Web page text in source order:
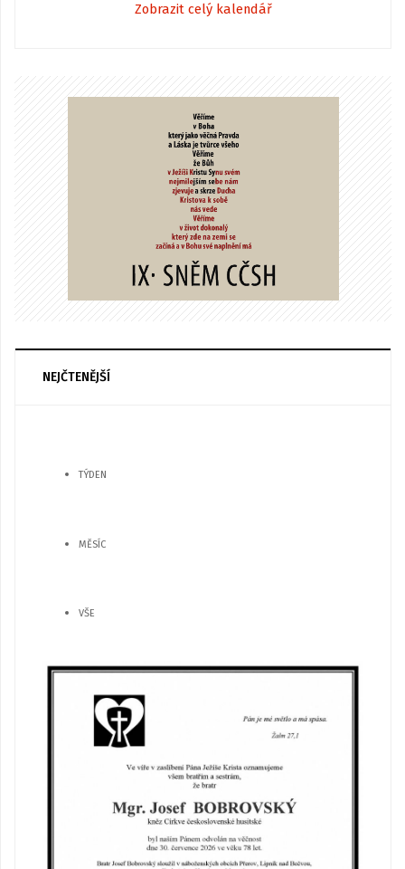
Zobrazit celý kalendář
NEJČTENĚJŠÍ
TÝDEN
MĚSÍC
VŠE